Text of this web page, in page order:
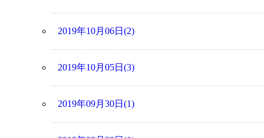
2019年10月06日(2)
2019年10月05日(3)
2019年09月30日(1)